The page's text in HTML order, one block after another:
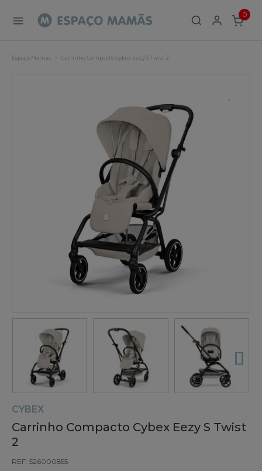
0
ITEMS
Espaço Mamãs Carrinho Compacto Cybex Eezy S Twist 2
CYBEX
Carrinho Compacto Cybex Eezy S Twist
2
REF: 526000855